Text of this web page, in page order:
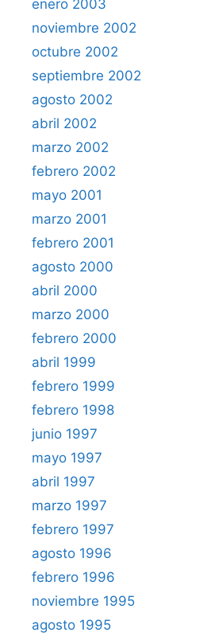
enero 2003
noviembre 2002
octubre 2002
septiembre 2002
agosto 2002
abril 2002
marzo 2002
febrero 2002
mayo 2001
marzo 2001
febrero 2001
agosto 2000
abril 2000
marzo 2000
febrero 2000
abril 1999
febrero 1999
febrero 1998
junio 1997
mayo 1997
abril 1997
marzo 1997
febrero 1997
agosto 1996
febrero 1996
noviembre 1995
agosto 1995